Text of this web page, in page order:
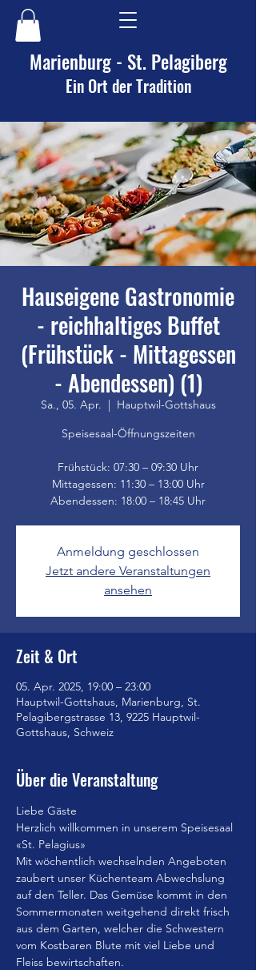
Marienburg - St. Pelagiberg
Ein Ort der Tradition
Hauseigene Gastronomie
- reichhaltiges Buffet
(Frühstück - Mittagessen
- Abendessen) (1)
Sa., 05. Apr.
  |
Hauptwil-Gottshaus
Speisesaal-Öffnungszeiten
Frühstück: 07:30 – 09:30 Uhr
Mittagessen: 11:30 – 13:00 Uhr
Anmeldung geschlossen
Jetzt andere Veranstaltungen
ansehen
Zeit & Ort
05. Apr. 2025, 19:00 – 23:00
Hauptwil-Gottshaus, Marienburg, St.
Pelagibergstrasse 13, 9225 Hauptwil-
Gottshaus, Schweiz
Über die Veranstaltung
Liebe Gäste
Herzlich willkommen in unserem Speisesaal
«St. Pelagius»
Mit wöchentlich wechselnden Angeboten
zaubert unser Küchenteam Abwechslung
auf den Teller. Das Gemüse kommt in den
Sommermonaten weitgehend direkt frisch
aus dem Garten, welcher die Schwestern
vom Kostbaren Blute mit viel Liebe und
Fleiss bewirtschaften.